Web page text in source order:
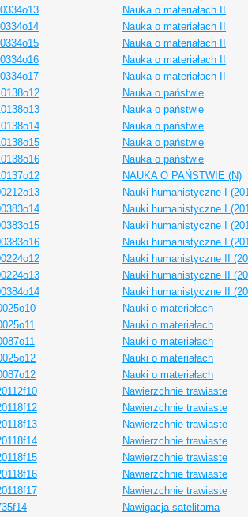
Nauka o materiałach II
Nauka o materiałach II
Nauka o materiałach II
Nauka o materiałach II
Nauka o materiałach II
Nauka o państwie
Nauka o państwie
Nauka o państwie
Nauka o państwie
Nauka o państwie
NAUKA O PAŃSTWIE (N)
Nauki humanistyczne I
Nauki humanistyczne I
Nauki humanistyczne I
Nauki humanistyczne I
Nauki humanistyczne II
Nauki humanistyczne II
Nauki humanistyczne II
Nauki o materiałach
Nauki o materiałach
Nauki o materiałach
Nauki o materiałach
Nauki o materiałach
Nawierzchnie trawiaste
Nawierzchnie trawiaste
Nawierzchnie trawiaste
Nawierzchnie trawiaste
Nawierzchnie trawiaste
Nawierzchnie trawiaste
Nawierzchnie trawiaste
Nawigacja satelitarna